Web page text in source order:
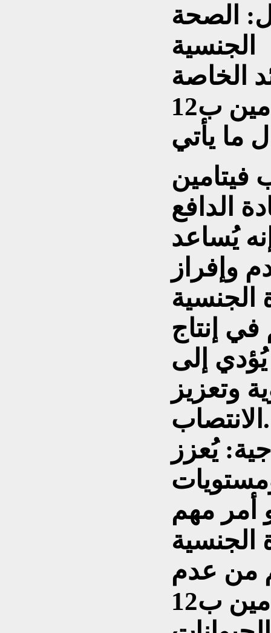
ب12 للرجال: الصحة
الجنسية
الخاصة
بالصحة الجنسية لفيتامين ب12
فيتامين
الدافع
يُساعد
وإفراز
إنتاج
إلى
وتعزيز
الانتصاب.
يُعزز
ومستويات
أمر مهم
من عدم
وجود أدلة حاسمة أن فيتامين ب12